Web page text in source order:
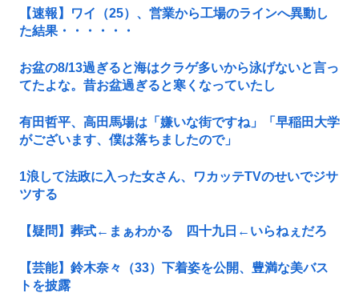
【速報】ワイ（25）、営業から工場のラインへ異動し
た結果・・・・・・
お盆の8/13過ぎると海はクラゲ多いから泳げないと言っ
てたよな。昔お盆過ぎると寒くなっていたし
有田哲平、高田馬場は「嫌いな街ですね」「早稲田大学
がございます、僕は落ちましたので」
1浪して法政に入った女さん、ワカッテTVのせいでジサ
ツする
【疑問】葬式←まぁわかる 四十九日←いらねぇだろ
【芸能】鈴木奈々（33）下着姿を公開、豊満な美バス
トを披露